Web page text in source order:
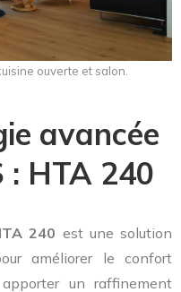
ouverte et salon.
avancée
: HTA 240
240 est une solution
améliorer le confort
un raffinement